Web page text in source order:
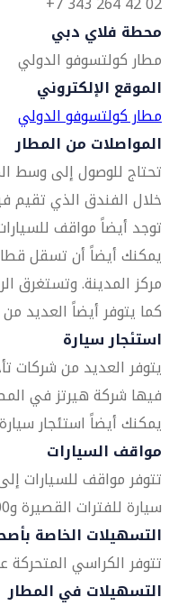
محطة فلاي دبي
مطار كولتسوفو الدولي
الموقع الإلكتروني
مطار كولتسوفو الدولي
المواصلات من المطار
تحتاج للوصول إلى وسط
خلال الفندق الذي تقيم
توجد أيضاً مواقف
يمكنك أيضاً أن تسقل
مركز المدينة. وتستغرق الرحلة 40
كما يتوفر أيضاً العديد من
استئجار سيارة
يتوفر العديد من شركات
فيها شركة هيرتز في
يمكنك أيضاً استئجار
مواقف السيارات
سيارة للفترات القصيرة و200 سيارة للفترات الطويلة.
التسهيلات الخاصة
تتوفر الكراسي المتحركة
التسهيلات في المطار